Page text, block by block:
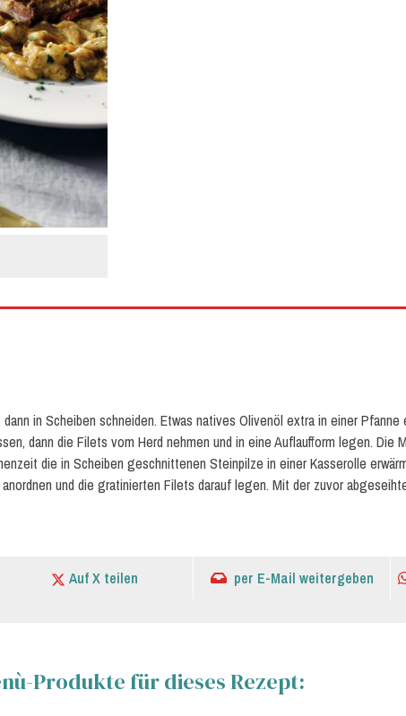
in Scheiben schneiden. Etwas natives Olivenöl extra in einer
dann die Filets vom Herd nehmen und in eine Auflaufform legen.
die in Scheiben geschnittenen Steinpilze in einer Kasserolle
und die gratinierten Filets darauf legen. Mit der zuvor
Auf X teilen per E-Mail weitergeben
Produkte für dieses Rezept: